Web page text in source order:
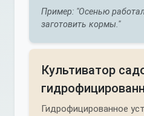
Пример: "Осенью
заготовить кормы."
Культиватор
Гидрофицированное